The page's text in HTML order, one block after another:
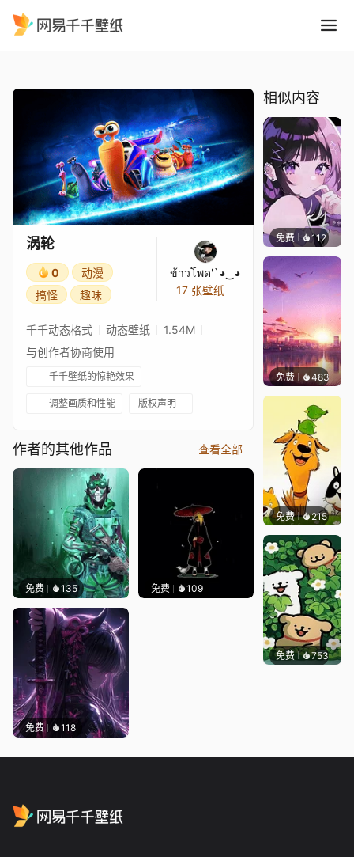
涡轮
0
动漫
搞怪
趣味
ข้าวโพด'`◕‿◕
17 张壁纸
千千动态格式 动态壁纸
1.54M
与创作者协商使用
千千壁纸的惊艳效果
调整画质和性能 版权声明
作者的其他作品 查看全部
免费 135 免费 109
免费 118
相似内容
免费 112渔小小
免费 483ROUM
免费 215渔小小
免费 753渔小小